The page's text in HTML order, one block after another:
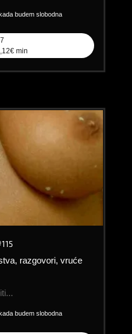
budem slobodna
min
razgovori, vruće
budem slobodna